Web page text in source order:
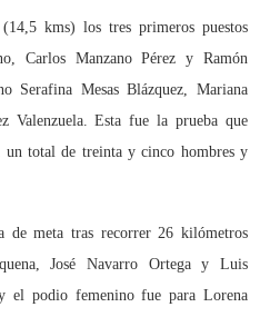
kms) los tres primeros puestos
Carlos Manzano Pérez y Ramón
Serafina Mesas Blázquez, Mariana
Valenzuela. Esta fue la prueba que
un total de treinta y cinco hombres y
de meta tras recorrer 26 kilómetros
José Navarro Ortega y Luis
el podio femenino fue para Lorena